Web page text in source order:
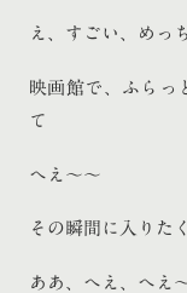
え、すごい、めっ
映画館で、ふらっ
て
へえ〜〜
その瞬間に入りた
ああ、へえ、へえ